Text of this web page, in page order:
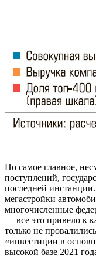
Но самое главное,
поступлений,
последней
мегастройки
многочисленные
— все это привело к
только не
«инвестиции в
высокой базе 2021